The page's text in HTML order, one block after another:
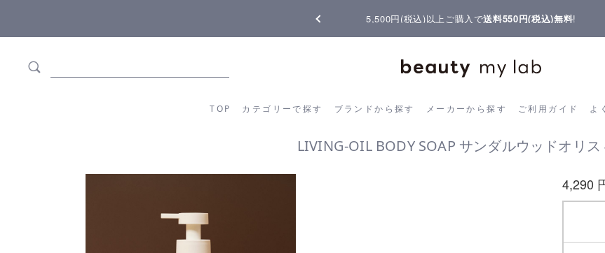
5,500円(税込)以上ご購入で送料550円(税込)無料!
TOP カテゴリーで探す ブランドから探す メーカーから探す ご利用ガイド よ
カテゴリーから探す ブランドから探す メーカーから探す ご利用ガイド
LIVING-OIL BODY SOAP サンダルウッドオリ
4,290